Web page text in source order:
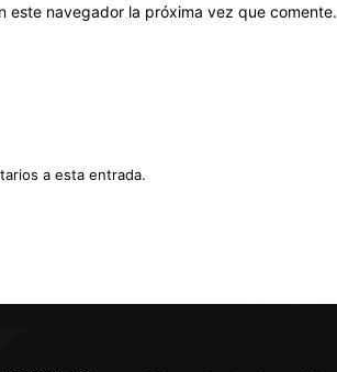
este navegador la próxima vez que comente.
a esta entrada.